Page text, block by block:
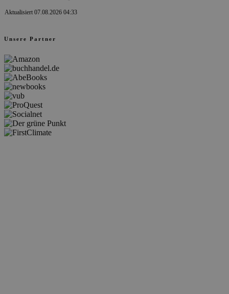
Aktualisiert 07.08.2026 04:33
Unsere Partner